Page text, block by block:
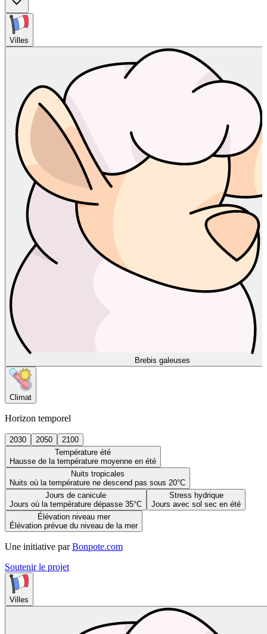
Villes
Brebis galeuses
Climat
Horizon temporel
2030 2050
2100
Température été
Hausse de la température moyenne en été
Nuits tropicales
Nuits où la température ne descend pas sous 20°C
Jours de canicule
Jours où la température dépasse 35°C
Stress hydrique
Jours avec sol sec en été
Élévation niveau mer
Élévation prévue du niveau de la mer
Une initiative par Bonpote.com
Soutenir le projet
Villes